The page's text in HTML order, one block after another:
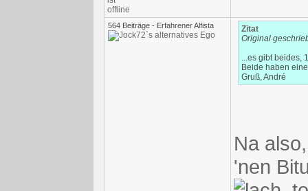
564 Beiträge - Erfahrener Alfista
Zitat
Original
...es gibt beides,
Beide haben
Gruß, André
Na
'nen